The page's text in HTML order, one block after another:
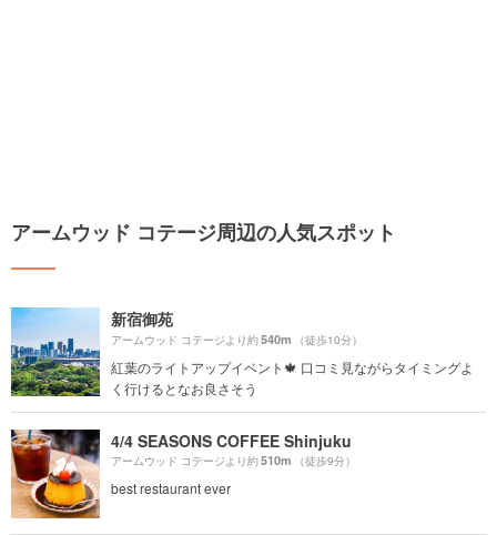
アームウッド コテージ周辺の人気スポット
新宿御苑
アームウッド コテージより約540m （徒歩10分）
紅葉のライトアップイベント🍁 口コミ見ながらタイミングよ
く行けるとなお良さそう
4/4 SEASONS COFFEE Shinjuku
アームウッド コテージより約510m （徒歩9分）
best restaurant ever